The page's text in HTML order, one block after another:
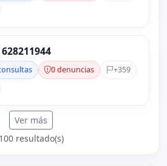
0 denuncias
+359
Ver más
100 resultado(s)